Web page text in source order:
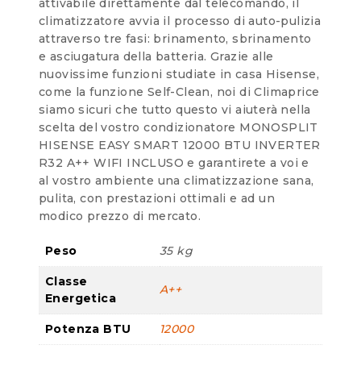
attivabile direttamente dal telecomando, il
climatizzatore avvia il processo di auto-pulizia
attraverso tre fasi: brinamento, sbrinamento
e asciugatura della batteria. Grazie alle
nuovissime funzioni studiate in casa Hisense,
come la funzione Self-Clean, noi di Climaprice
siamo sicuri che tutto questo vi aiuterà nella
scelta del vostro condizionatore MONOSPLIT
HISENSE EASY SMART 12000 BTU INVERTER
R32 A++ WIFI INCLUSO e garantirete a voi e
al vostro ambiente una climatizzazione sana,
pulita, con prestazioni ottimali e ad un
modico prezzo di mercato.
Peso 35 kg
Classe
Energetica
A++
Potenza BTU 12000